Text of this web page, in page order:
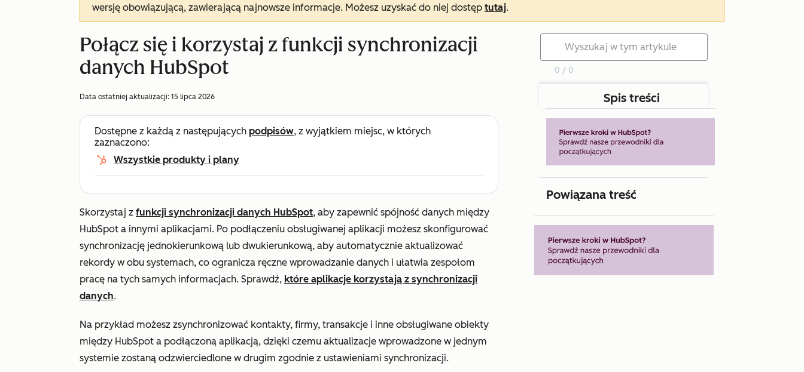
wersję obowiązującą, zawierającą najnowsze informacje. Możesz uzyskać do niej dostęp tutaj.
Połącz się i korzystaj z funkcji synchronizacji
danych HubSpot
Data ostatniej aktualizacji: 15 lipca 2026
Dostępne z każdą z następujących podpisów, z wyjątkiem miejsc, w których
zaznaczono:
Wszystkie produkty i plany
Skorzystaj z funkcji synchronizacji danych HubSpot, aby zapewnić spójność danych między
HubSpot a innymi aplikacjami. Po podłączeniu obsługiwanej aplikacji możesz skonfigurować
synchronizację jednokierunkową lub dwukierunkową, aby automatycznie aktualizować
rekordy w obu systemach, co ogranicza ręczne wprowadzanie danych i ułatwia zespołom
pracę na tych samych informacjach. Sprawdź, które aplikacje korzystają z synchronizacji
danych.
Na przykład możesz zsynchronizować kontakty, firmy, transakcje i inne obsługiwane obiekty
między HubSpot a podłączoną aplikacją, dzięki czemu aktualizacje wprowadzone w jednym
systemie zostaną odzwierciedlone w drugim zgodnie z ustawieniami synchronizacji.
0 / 0
Spis treści
Powiązana treść